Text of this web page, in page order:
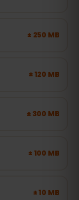
± 250 MB
± 120 MB
± 300 MB
± 100 MB
± 10 MB